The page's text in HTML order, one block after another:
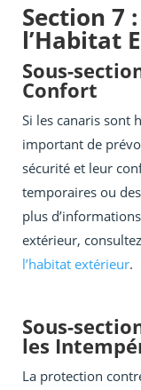
Section 7
l’Habitat
Sous-
Confort
Si les canaris sont
important de
sécurité et leur
temporaires ou
plus
extérieur,
l’habitat extérieur.
Sous-
les
La protection